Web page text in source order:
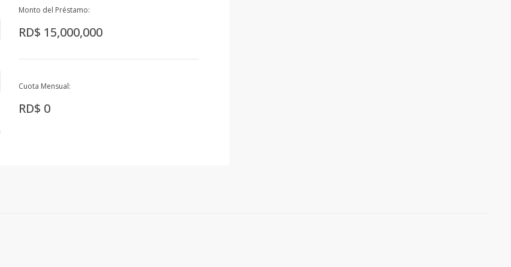
Monto del Préstamo:
RD$ 15,000,000
Cuota Mensual:
RD$ 0